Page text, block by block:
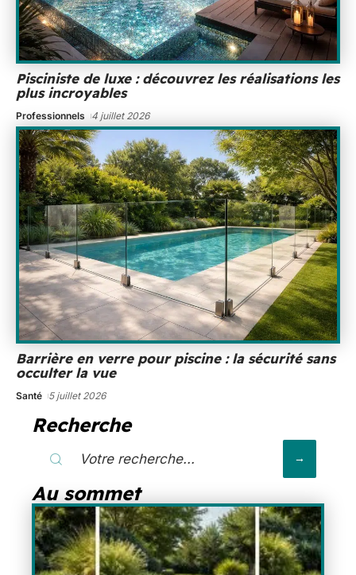
Pisciniste de luxe : découvrez les réalisations les
plus incroyables
Professionnels 4 juillet 2026
Barrière en verre pour piscine : la sécurité sans
occulter la vue
Santé 5 juillet 2026
Recherche
Au sommet